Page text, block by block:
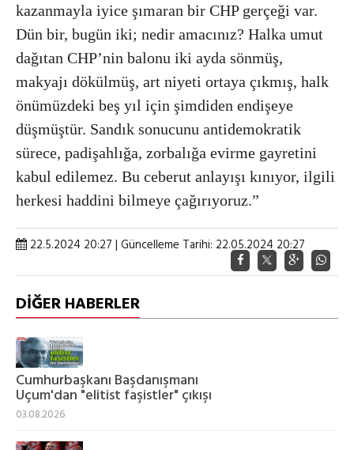
kazanmayla iyice şımaran bir CHP gerçeği var.
Dün bir, bugün iki; nedir amacınız? Halka umut
dağıtan CHP’nin balonu iki ayda sönmüş,
makyajı dökülmüş, art niyeti ortaya çıkmış, halk
önümüzdeki beş yıl için şimdiden endişeye
düşmüştür. Sandık sonucunu antidemokratik
sürece, padişahlığa, zorbalığa evirme gayretini
kabul edilemez. Bu ceberut anlayışı kınıyor, ilgili
herkesi haddini bilmeye çağırıyoruz.”
22.5.2024 20:27 | Güncelleme Tarihi: 22.05.2024 20:27
DİĞER HABERLER
Cumhurbaşkanı Başdanışmanı
Uçum'dan "elitist faşistler" çıkışı
03.08.2026